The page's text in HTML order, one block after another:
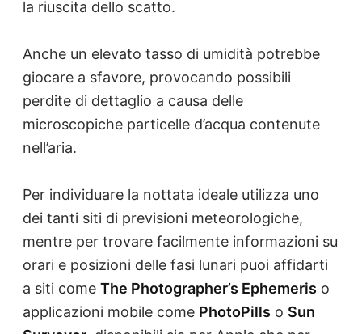
la riuscita dello scatto.
Anche un elevato tasso di umidità potrebbe
giocare a sfavore, provocando possibili
perdite di dettaglio a causa delle
microscopiche particelle d’acqua contenute
nell’aria.
Per individuare la nottata ideale utilizza uno
dei tanti siti di previsioni meteorologiche,
mentre per trovare facilmente informazioni su
orari e posizioni delle fasi lunari puoi affidarti
a siti come The Photographer’s Ephemeris o
applicazioni mobile come PhotoPills o Sun